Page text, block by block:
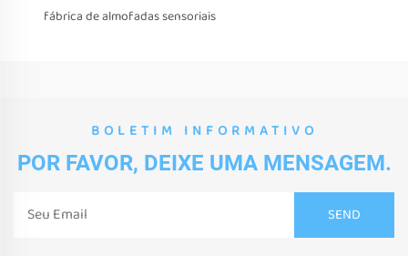
fábrica de almofadas sensoriais
BOLETIM INFORMATIVO
POR FAVOR, DEIXE UMA MENSAGEM.